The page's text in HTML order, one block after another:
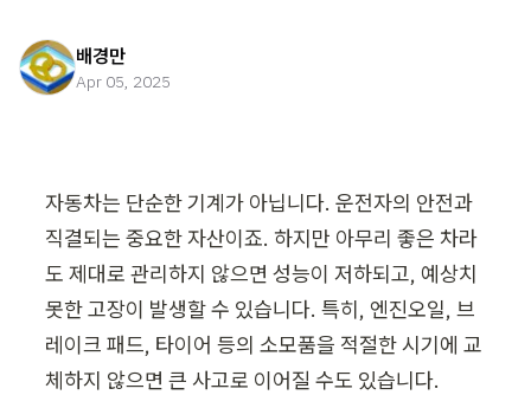
배경만
Apr 05, 2025
자동차는 단순한 기계가 아닙니다. 운전자의 안전과
직결되는 중요한 자산이죠. 하지만 아무리 좋은 차라
도 제대로 관리하지 않으면 성능이 저하되고, 예상치
못한 고장이 발생할 수 있습니다. 특히, 엔진오일, 브
레이크 패드, 타이어 등의 소모품을 적절한 시기에 교
체하지 않으면 큰 사고로 이어질 수도 있습니다.